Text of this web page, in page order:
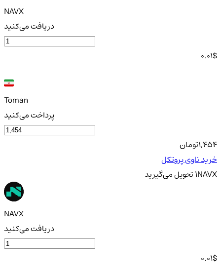
NAVX
دریافت می‌کنید
0.01$
Toman
پرداخت می‌کنید
1,454تومان
خرید ناوی پروتکل
1NAVXتحویلمی‌گیرید
NAVX
دریافت می‌کنید
0.01$